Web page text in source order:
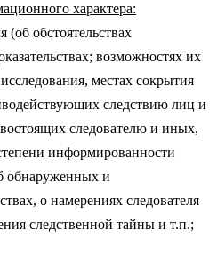
характера:
(об обстоятельствах
возможностях их
местах сокрытия
следствию лиц и
следователю и иных,
информированности
обнаруженных и
о намерениях следователя
следственной тайны и т.п.;